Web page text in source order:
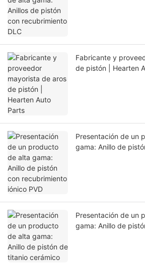
Fabricante y
de pistón | Hearten
Presentación de un
gama: Anillo de
Presentación de un
gama: Anillo de